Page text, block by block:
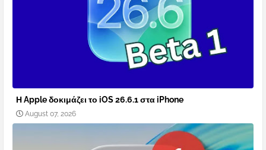
Η Apple δοκιμάζει το iOS 26.6.1 στα iPhone
August 07, 2026